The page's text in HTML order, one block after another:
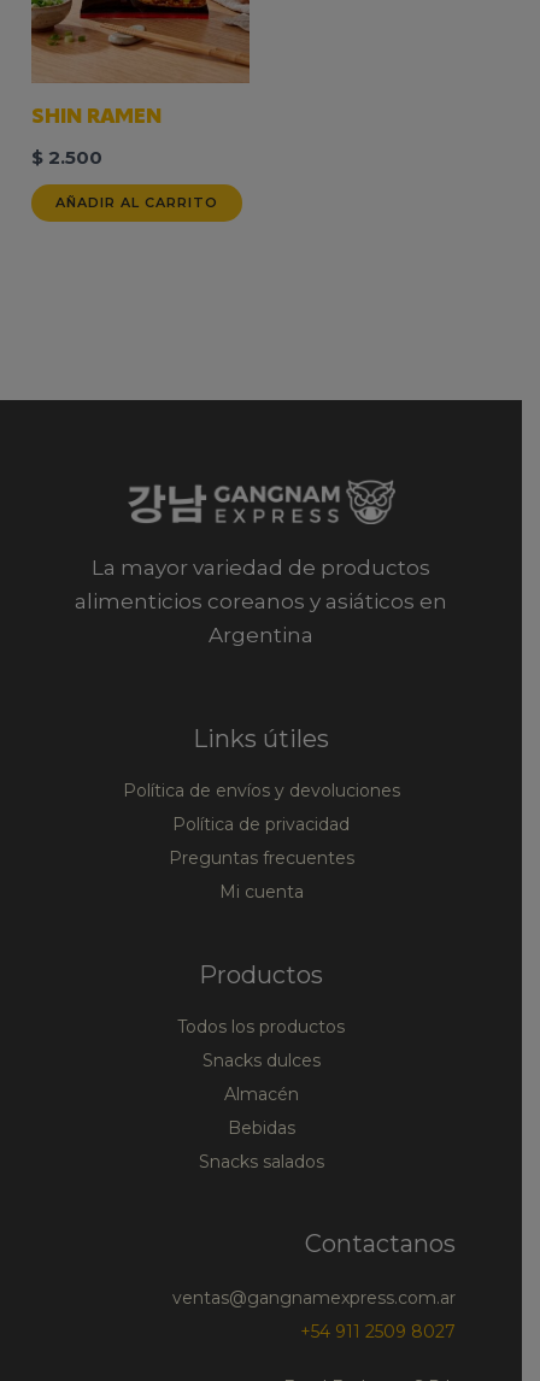
SHIN RAMEN
$ 2.500
AÑADIR AL CARRITO
La mayor variedad de productos
alimenticios coreanos y asiáticos en
Argentina
Links útiles
Política de envíos y devoluciones
Política de privacidad
Preguntas frecuentes
Mi cuenta
Productos
Todos los productos
Snacks dulces
Almacén
Bebidas
Snacks salados
Contactanos
ventas@gangnamexpress.com.ar
+54 911 2509 8027